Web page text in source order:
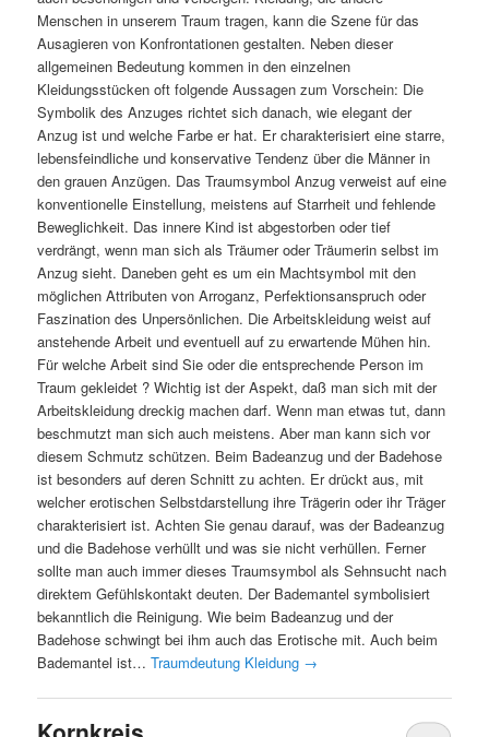
Menschen in unserem Traum tragen, kann die Szene für das
Ausagieren von Konfrontationen gestalten. Neben dieser
allgemeinen Bedeutung kommen in den einzelnen
Kleidungsstücken oft folgende Aussagen zum Vorschein: Die
Symbolik des Anzuges richtet sich danach, wie elegant der
Anzug ist und welche Farbe er hat. Er charakterisiert eine starre,
lebensfeindliche und konservative Tendenz über die Männer in
den grauen Anzügen. Das Traumsymbol Anzug verweist auf eine
konventionelle Einstellung, meistens auf Starrheit und fehlende
Beweglichkeit. Das innere Kind ist abgestorben oder tief
verdrängt, wenn man sich als Träumer oder Träumerin selbst im
Anzug sieht. Daneben geht es um ein Machtsymbol mit den
möglichen Attributen von Arroganz, Perfektionsanspruch oder
Faszination des Unpersönlichen. Die Arbeitskleidung weist auf
anstehende Arbeit und eventuell auf zu erwartende Mühen hin.
Für welche Arbeit sind Sie oder die entsprechende Person im
Traum gekleidet ? Wichtig ist der Aspekt, daß man sich mit der
Arbeitskleidung dreckig machen darf. Wenn man etwas tut, dann
beschmutzt man sich auch meistens. Aber man kann sich vor
diesem Schmutz schützen. Beim Badeanzug und der Badehose
ist besonders auf deren Schnitt zu achten. Er drückt aus, mit
welcher erotischen Selbstdarstellung ihre Trägerin oder ihr Träger
charakterisiert ist. Achten Sie genau darauf, was der Badeanzug
und die Badehose verhüllt und was sie nicht verhüllen. Ferner
sollte man auch immer dieses Traumsymbol als Sehnsucht nach
direktem Gefühlskontakt deuten. Der Bademantel symbolisiert
bekanntlich die Reinigung. Wie beim Badeanzug und der
Badehose schwingt bei ihm auch das Erotische mit. Auch beim
Bademantel ist…Traumdeutung Kleidung →